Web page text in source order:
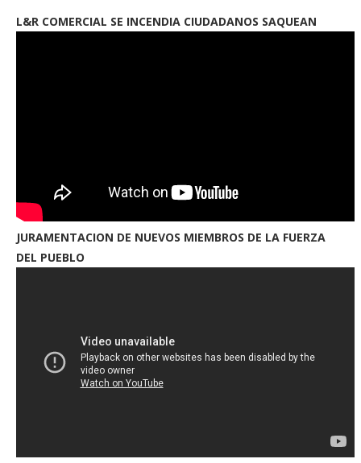
L&R COMERCIAL SE INCENDIA CIUDADANOS SAQUEAN
JURAMENTACION DE NUEVOS MIEMBROS DE LA FUERZA
DEL PUEBLO